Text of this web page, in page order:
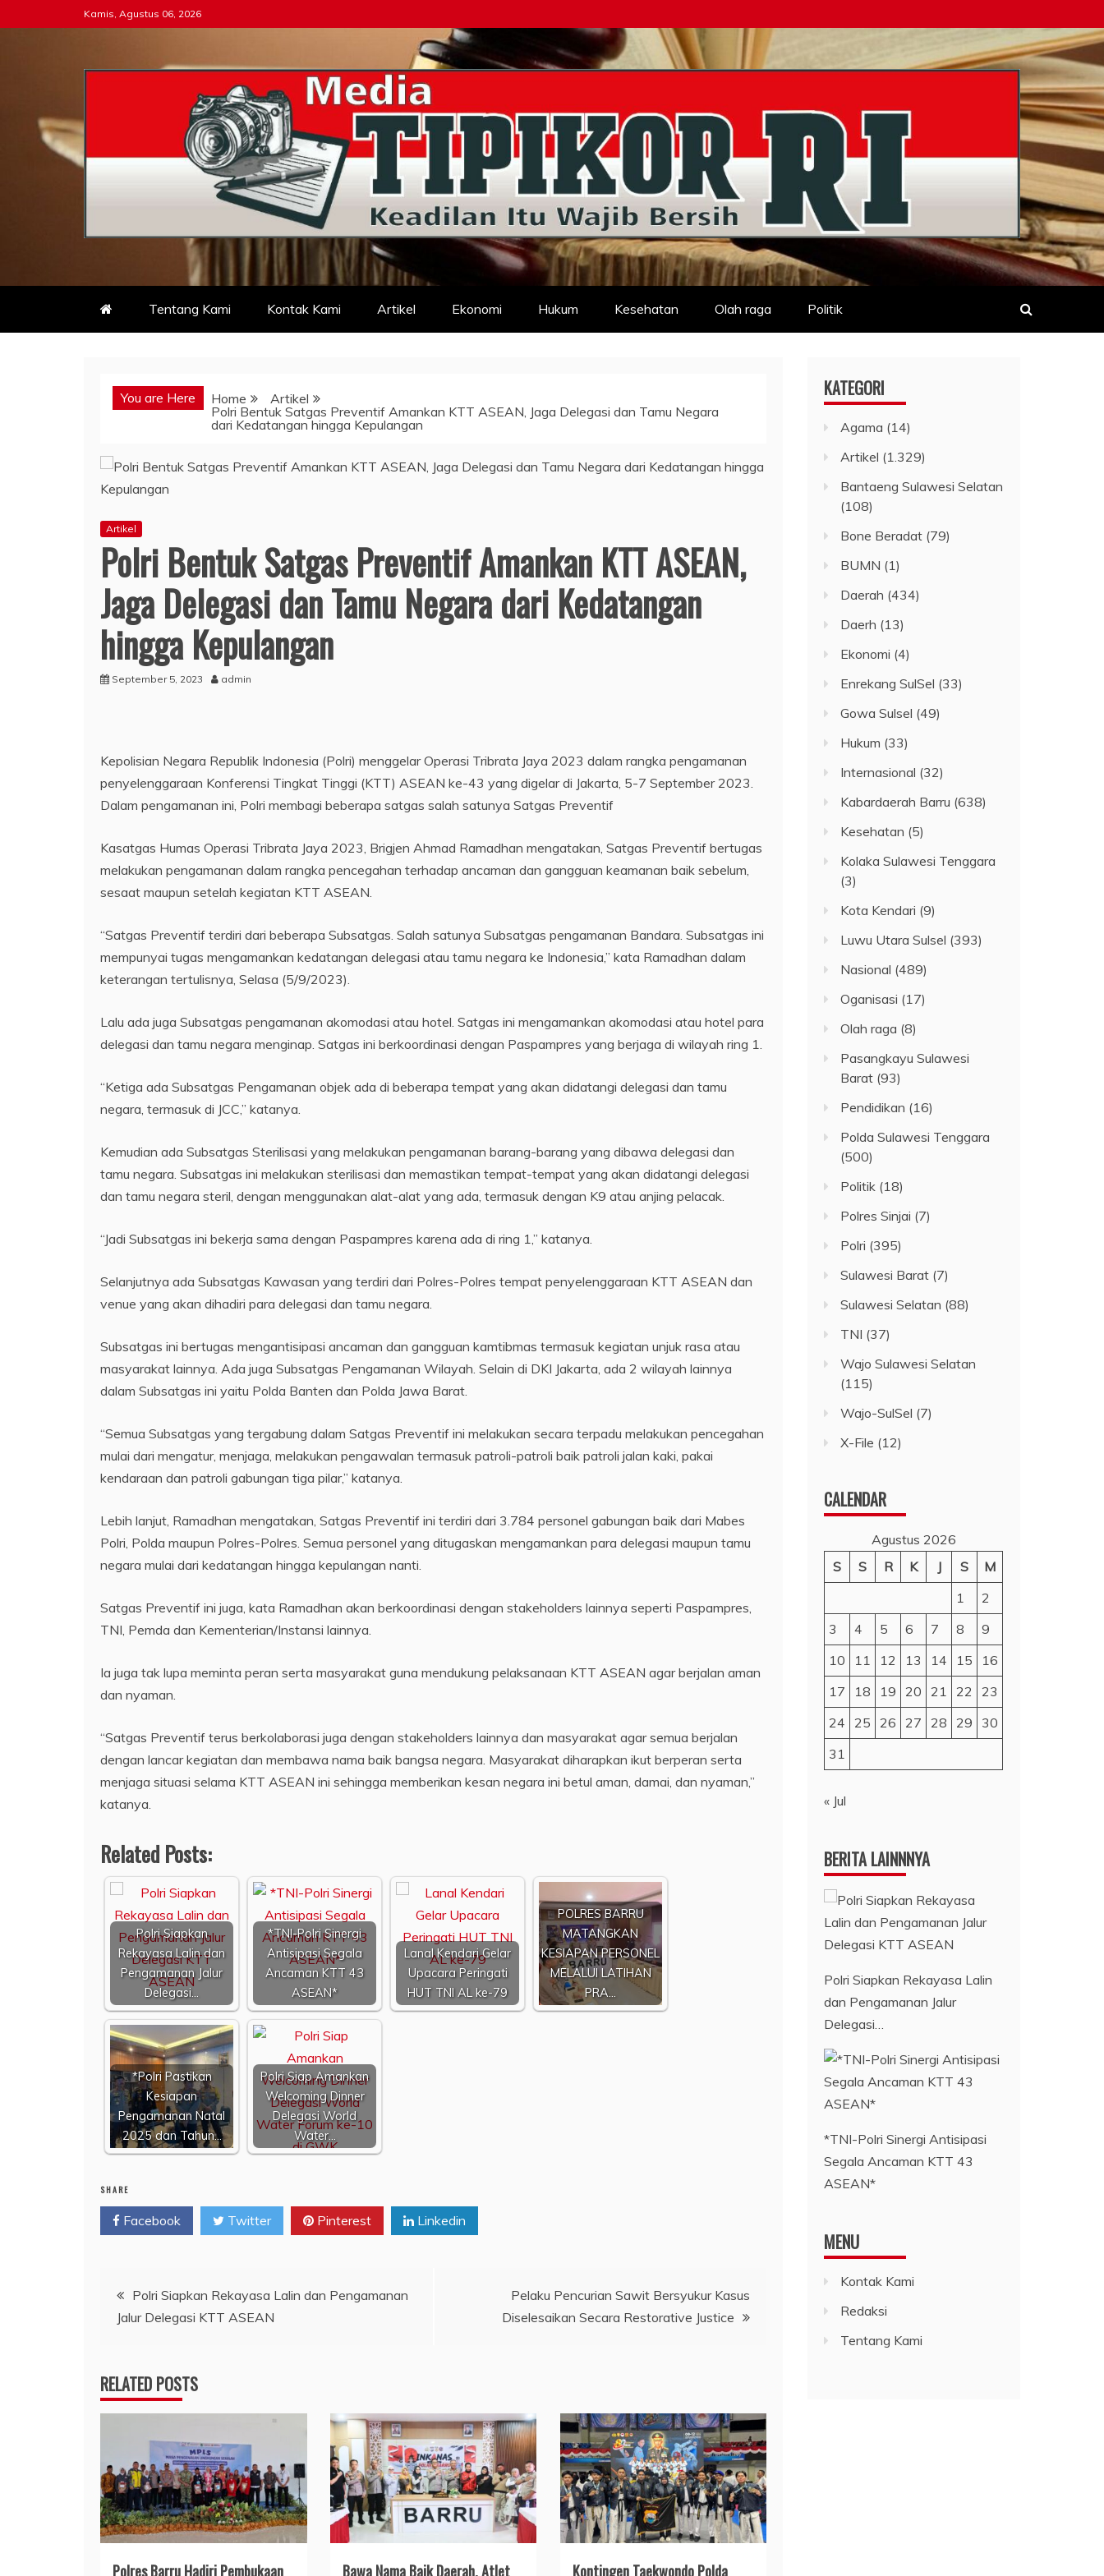
to
Kamis, Agustus 06, 2026
Tipikor-ri-online.my.id
Keadilan Itu Wajib Bersih
Tentang Kami Kontak Kami Artikel Ekonomi Hukum Kesehatan Olah raga Politik
You are Here Home
Artikel
Polri Bentuk Satgas Preventif Amankan KTT ASEAN, Jaga Delegasi dan Tamu Negara
dari Kedatangan hingga Kepulangan
Artikel
Polri Bentuk Satgas Preventif Amankan KTT ASEAN,
Jaga Delegasi dan Tamu Negara dari Kedatangan
hingga Kepulangan
September 5, 2023 admin
Kepolisian Negara Republik Indonesia (Polri) menggelar Operasi Tribrata Jaya 2023 dalam rangka pengamanan
penyelenggaraan Konferensi Tingkat Tinggi (KTT) ASEAN ke-43 yang digelar di Jakarta, 5-7 September 2023.
Dalam pengamanan ini, Polri membagi beberapa satgas salah satunya Satgas Preventif
Kasatgas Humas Operasi Tribrata Jaya 2023, Brigjen Ahmad Ramadhan mengatakan, Satgas Preventif bertugas
melakukan pengamanan dalam rangka pencegahan terhadap ancaman dan gangguan keamanan baik sebelum,
sesaat maupun setelah kegiatan KTT ASEAN.
“Satgas Preventif terdiri dari beberapa Subsatgas. Salah satunya Subsatgas pengamanan Bandara. Subsatgas ini
mempunyai tugas mengamankan kedatangan delegasi atau tamu negara ke Indonesia,” kata Ramadhan dalam
keterangan tertulisnya, Selasa (5/9/2023).
Lalu ada juga Subsatgas pengamanan akomodasi atau hotel. Satgas ini mengamankan akomodasi atau hotel para
delegasi dan tamu negara menginap. Satgas ini berkoordinasi dengan Paspampres yang berjaga di wilayah ring 1.
“Ketiga ada Subsatgas Pengamanan objek ada di beberapa tempat yang akan didatangi delegasi dan tamu
negara, termasuk di JCC,” katanya.
Kemudian ada Subsatgas Sterilisasi yang melakukan pengamanan barang-barang yang dibawa delegasi dan
tamu negara. Subsatgas ini melakukan sterilisasi dan memastikan tempat-tempat yang akan didatangi delegasi
dan tamu negara steril, dengan menggunakan alat-alat yang ada, termasuk dengan K9 atau anjing pelacak.
“Jadi Subsatgas ini bekerja sama dengan Paspampres karena ada di ring 1,” katanya.
Selanjutnya ada Subsatgas Kawasan yang terdiri dari Polres-Polres tempat penyelenggaraan KTT ASEAN dan
venue yang akan dihadiri para delegasi dan tamu negara.
Subsatgas ini bertugas mengantisipasi ancaman dan gangguan kamtibmas termasuk kegiatan unjuk rasa atau
masyarakat lainnya. Ada juga Subsatgas Pengamanan Wilayah. Selain di DKI Jakarta, ada 2 wilayah lainnya
dalam Subsatgas ini yaitu Polda Banten dan Polda Jawa Barat.
“Semua Subsatgas yang tergabung dalam Satgas Preventif ini melakukan secara terpadu melakukan pencegahan
mulai dari mengatur, menjaga, melakukan pengawalan termasuk patroli-patroli baik patroli jalan kaki, pakai
kendaraan dan patroli gabungan tiga pilar,” katanya.
Lebih lanjut, Ramadhan mengatakan, Satgas Preventif ini terdiri dari 3.784 personel gabungan baik dari Mabes
Polri, Polda maupun Polres-Polres. Semua personel yang ditugaskan mengamankan para delegasi maupun tamu
negara mulai dari kedatangan hingga kepulangan nanti.
Satgas Preventif ini juga, kata Ramadhan akan berkoordinasi dengan stakeholders lainnya seperti Paspampres,
TNI, Pemda dan Kementerian/Instansi lainnya.
Ia juga tak lupa meminta peran serta masyarakat guna mendukung pelaksanaan KTT ASEAN agar berjalan aman
dan nyaman.
“Satgas Preventif terus berkolaborasi juga dengan stakeholders lainnya dan masyarakat agar semua berjalan
dengan lancar kegiatan dan membawa nama baik bangsa negara. Masyarakat diharapkan ikut berperan serta
menjaga situasi selama KTT ASEAN ini sehingga memberikan kesan negara ini betul aman, damai, dan nyaman,”
katanya.
Related Posts:
Polri Siapkan
Rekayasa Lalin dan
Pengamanan Jalur
Delegasi…
*TNI-Polri Sinergi
Antisipasi Segala
Ancaman KTT 43
ASEAN*
Lanal Kendari Gelar
Upacara Peringati
HUT TNI AL ke-79
POLRES BARRU
MATANGKAN
KESIAPAN PERSONEL
MELALUI LATIHAN
PRA…
*Polri Pastikan
Kesiapan
Pengamanan Natal
2025 dan Tahun…
Polri Siap Amankan
Welcoming Dinner
Delegasi World
Water…
SHARE
Facebook Twitter Pinterest Linkedin
Navigasi
pos
Polri Siapkan Rekayasa Lalin dan Pengamanan
Jalur Delegasi KTT ASEAN
Pelaku Pencurian Sawit Bersyukur Kasus
Diselesaikan Secara Restorative Justice
RELATED POSTS
Polres Barru Hadiri Pembukaan ​Bawa Nama Baik Daerah, Atlet Kontingen Taekwondo Polda
KATEGORI
Agama (14)
Artikel (1.329)
Bantaeng Sulawesi Selatan
(108)
Bone Beradat (79)
BUMN (1)
Daerah (434)
Daerh (13)
Ekonomi (4)
Enrekang SulSel (33)
Gowa Sulsel (49)
Hukum (33)
Internasional (32)
Kabardaerah Barru (638)
Kesehatan (5)
Kolaka Sulawesi Tenggara
(3)
Kota Kendari (9)
Luwu Utara Sulsel (393)
Nasional (489)
Oganisasi (17)
Olah raga (8)
Pasangkayu Sulawesi
Barat (93)
Pendidikan (16)
Polda Sulawesi Tenggara
(500)
Politik (18)
Polres Sinjai (7)
Polri (395)
Sulawesi Barat (7)
Sulawesi Selatan (88)
TNI (37)
Wajo Sulawesi Selatan
(115)
Wajo-SulSel (7)
X-File (12)
CALENDAR
Agustus 2026
S
S R K J S
M
1
2
3
4 5 6 7 8
9
10
11 12 13 14 15
16
17
18 19 20 21 22
23
24
25 26 27 28 29
30
31
« Jul
BERITA LAINNNYA
Polri Siapkan Rekayasa Lalin
dan Pengamanan Jalur
Delegasi…
*TNI-Polri Sinergi Antisipasi
Segala Ancaman KTT 43
ASEAN*
MENU
Kontak Kami
Redaksi
Tentang Kami